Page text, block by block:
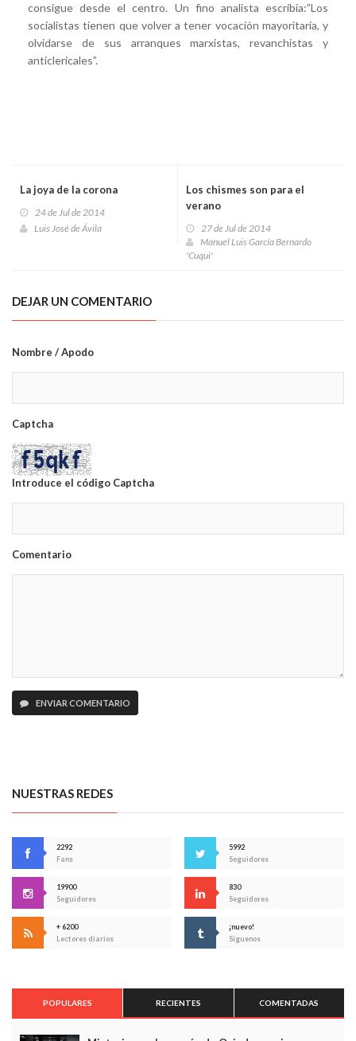
consigue desde el centro. Un fino analista escribía:”Los
socialistas tienen que volver a tener vocación mayoritaria, y
olvidarse de sus arranques marxistas, revanchistas y
anticlericales”.
La joya de la corona
24 de Jul de 2014
Luis José de Ávila
Los chismes son para el
verano
27 de Jul de 2014
Manuel Luis García Bernardo
'Cuqui'
DEJAR UN COMENTARIO
Nombre / Apodo
Captcha
Introduce el código Captcha
Comentario
ENVIAR COMENTARIO
NUESTRAS REDES
2292
Fans
5992
Seguidores
19900
Seguidores
830
Seguidores
+ 6200
Lectores diarios
¡nuevo!
Síguenos
POPULARES RECIENTES COMENTADAS